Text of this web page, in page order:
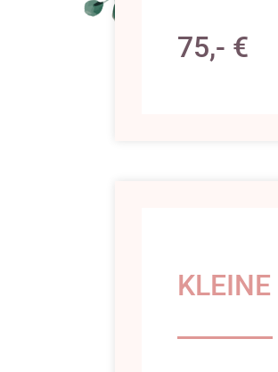
75,- €
KLEINE